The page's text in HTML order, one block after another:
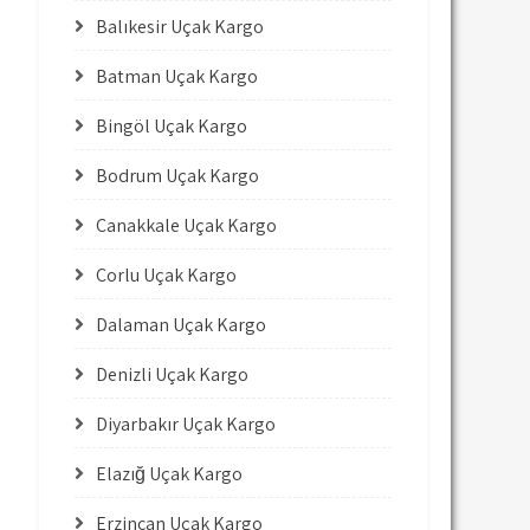
Balıkesir Uçak Kargo
Batman Uçak Kargo
Bingöl Uçak Kargo
Bodrum Uçak Kargo
Çanakkale Uçak Kargo
Çorlu Uçak Kargo
Dalaman Uçak Kargo
Denizli Uçak Kargo
Diyarbakır Uçak Kargo
Elazığ Uçak Kargo
Erzincan Uçak Kargo